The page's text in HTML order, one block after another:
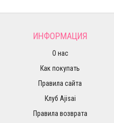
ИНФОРМАЦИЯ
О нас
Как покупать
Правила сайта
Клуб Ajisai
Правила возврата